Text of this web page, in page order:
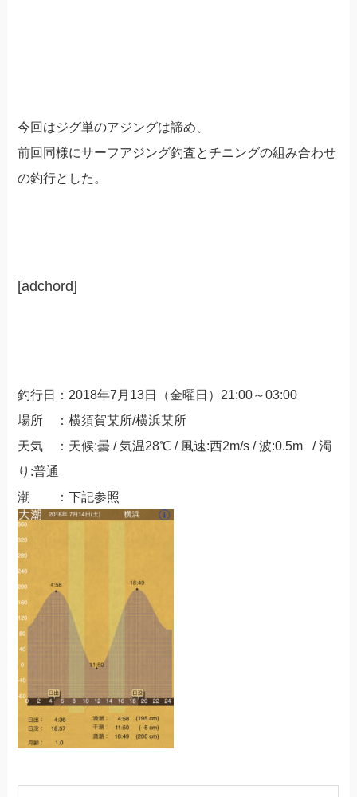
今回はジグ単のアジングは諦め、
前回同様にサーフアジング釣査とチニングの組み合わせ
の釣行とした。
[adchord]
釣行日：2018年7月13日（金曜日）21:00～03:00
場所 ：横須賀某所/横浜某所
天気 ：天候:曇 / 気温28℃ / 風速:西2m/s / 波:0.5m / 濁
り:普通
潮 ：下記参照